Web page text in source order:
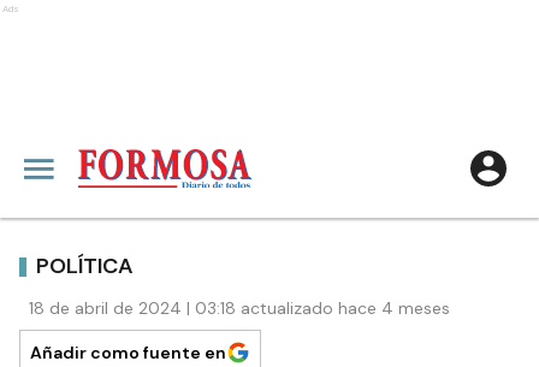
Ads
POLÍTICA
18 de abril de 2024 | 03:18 actualizado hace 4 meses
Añadir como fuente en